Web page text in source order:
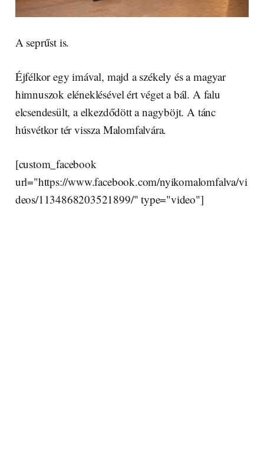
A seprűst is.
Éjfélkor egy imával, majd a székely és a magyar
himnuszok eléneklésével ért véget a bál. A falu
elcsendesült, a elkezdődött a nagyböjt. A tánc
húsvétkor tér vissza Malomfalvára.
[custom_facebook
url="https://www.facebook.com/nyikomalomfalva/vi
deos/1134868203521899/" type="video"]